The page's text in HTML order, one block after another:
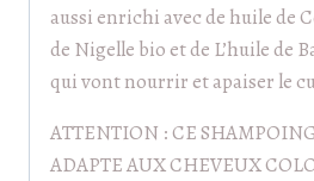
aussi enrichi avec de huile de
de Nigelle bio et de L’huile de
qui vont nourrir et apaiser le
ATTENTION : CE SHAMPOING
ADAPTE AUX CHEVEUX